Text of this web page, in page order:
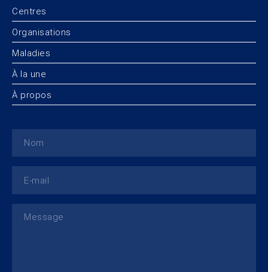
Centres
Organisations
Maladies
À la une
À propos